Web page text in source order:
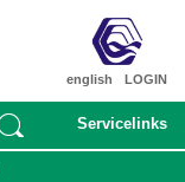
LOGIN
english
Servicelinks